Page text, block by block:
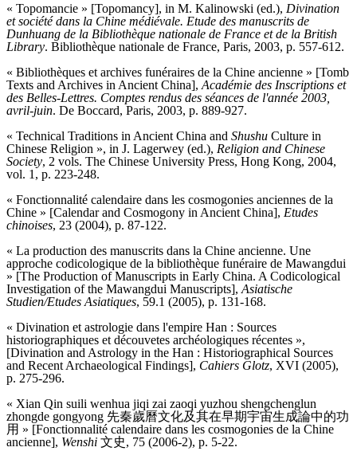
« Topomancie » [Topomancy], in M. Kalinowski (ed.), Divination
et société dans la Chine médiévale. Etude des manuscrits de
Dunhuang de la Bibliothèque nationale de France et de la British
Library. Bibliothèque nationale de France, Paris, 2003, p. 557-612.
« Bibliothèques et archives funéraires de la Chine ancienne » [Tomb
Texts and Archives in Ancient China], Académie des Inscriptions et
des Belles-Lettres. Comptes rendus des séances de l'année 2003,
avril-juin. De Boccard, Paris, 2003, p. 889-927.
« Technical Traditions in Ancient China and Shushu Culture in
Chinese Religion », in J. Lagerwey (ed.), Religion and Chinese
Society, 2 vols. The Chinese University Press, Hong Kong, 2004,
vol. 1, p. 223-248.
« Fonctionnalité calendaire dans les cosmogonies anciennes de la
Chine » [Calendar and Cosmogony in Ancient China], Etudes
chinoises, 23 (2004), p. 87-122.
« La production des manuscrits dans la Chine ancienne. Une
approche codicologique de la bibliothèque funéraire de Mawangdui
» [The Production of Manuscripts in Early China. A Codicological
Investigation of the Mawangdui Manuscripts], Asiatische
Studien/Etudes Asiatiques, 59.1 (2005), p. 131-168.
« Divination et astrologie dans l'empire Han : Sources
historiographiques et découvetes archéologiques récentes »,
[Divination and Astrology in the Han : Historiographical Sources
and Recent Archaeological Findings], Cahiers Glotz, XVI (2005),
p. 275-296.
« Xian Qin suili wenhua jiqi zai zaoqi yuzhou shengchenglun
zhongde gongyong 先秦歲曆文化及其在早期宇宙生成論中的功
用 » [Fonctionnalité calendaire dans les cosmogonies de la Chine
ancienne], Wenshi 文史, 75 (2006-2), p. 5-22.